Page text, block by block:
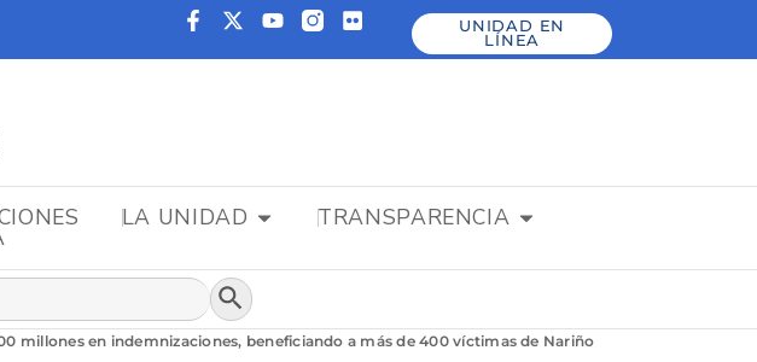
UNIDAD EN
LÍNEA
LA UNIDAD TRANSPARENCIA
Botón de búsqueda
millones en indemnizaciones, beneficiando a más de 400 víctimas de Nariño